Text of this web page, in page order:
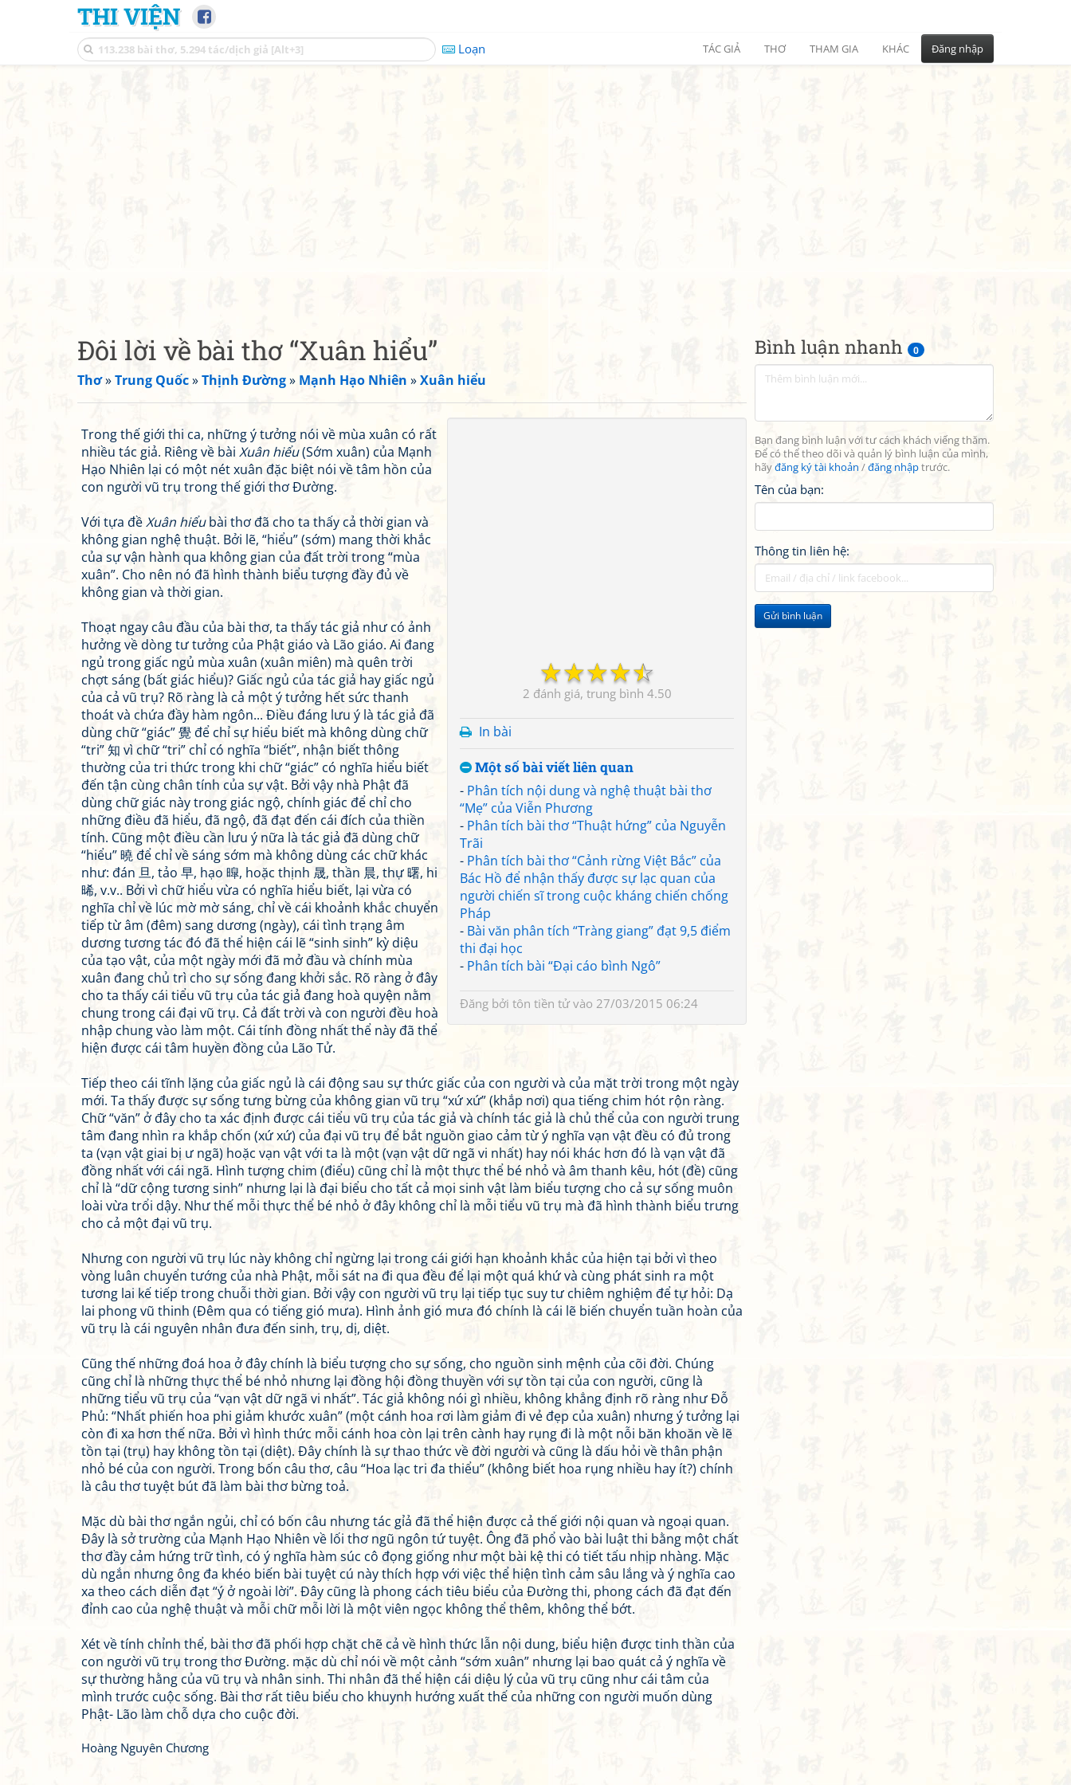
THI VIỆN
Loạn TÁC GIẢ THƠ THAM GIA KHÁC Đăng nhập
Bình luận nhanh 0
Bạn đang bình luận với tư cách khách viếng thăm.
Để có thể theo dõi và quản lý bình luận của mình,
hãyđăng ký tài khoản /đăng nhậptrước.
Tên của bạn:
Thông tin liên hệ:
Gửi bình luận
Đôi lời về bài thơ “Xuân hiểu”
Thơ»Trung Quốc»Thịnh Đường» Mạnh Hạo Nhiên »Xuân hiểu
☆
☆
☆
☆
☆
2 4.50
In bài
Một số bài viết liên quan
- Phân tích nội dung và nghệ thuật bài thơ
“Mẹ” của Viễn Phương
- Phân tích bài thơ “Thuật hứng” của Nguyễn
Trãi
- Phân tích bài thơ “Cảnh rừng Việt Bắc” của
Bác Hồ để nhận thấy được sự lạc quan của
người chiến sĩ trong cuộc kháng chiến chống
Pháp
- Bài văn phân tích “Tràng giang” đạt 9,5 điểm
thi đại học
- Phân tích bài “Đại cáo bình Ngô”
Đăng bởi tôn tiền tửvào 27/03/2015 06:24
Trong thế giới thi ca, những ý tưởng nói về mùa xuân có rất
nhiều tác giả. Riêng về bài Xuân hiểu(Sớm xuân) của Mạnh
Hạo Nhiên lại có một nét xuân đặc biệt nói về tâm hồn của
con người vũ trụ trong thế giới thơ Đường.
Với tựa đềXuân hiểubài thơ đã cho ta thấy cả thời gian và
không gian nghệ thuật. Bởi lẽ, “hiểu” (sớm) mang thời khắc
của sự vận hành qua không gian của đất trời trong “mùa
xuân”. Cho nên nó đã hình thành biểu tượng đầy đủ về
không gian và thời gian.
Thoạt ngay câu đầu của bài thơ, ta thấy tác giả như có ảnh
hưởng về dòng tư tưởng của Phật giáo và Lão giáo. Ai đang
ngủ trong giấc ngủ mùa xuân (xuân miên) mà quên trời
chợt sáng (bất giác hiểu)? Giấc ngủ của tác giả hay giấc ngủ
của cả vũ trụ? Rõ ràng là cả một ý tưởng hết sức thanh
thoát và chứa đầy hàm ngôn... Điều đáng lưu ý là tác giả đã
dùng chữ “giác” 覺 để chỉ sự hiểu biết mà không dùng chữ
“tri” 知 vì chữ “tri” chỉ có nghĩa “biết”, nhận biết thông
thường của tri thức trong khi chữ “giác” có nghĩa hiểu biết
đến tận cùng chân tính của sự vật. Bởi vậy nhà Phật đã
dùng chữ giác này trong giác ngộ, chính giác để chỉ cho
những điều đã hiểu, đã ngộ, đã đạt đến cái đích của thiền
tính. Cũng một điều cần lưu ý nữa là tác giả đã dùng chữ
“hiểu” 曉 để chỉ về sáng sớm mà không dùng các chữ khác
như: đán 旦, tảo 早, hạo 暭, hoặc thịnh 晟, thần 晨, thự 曙, hi
晞, v.v.. Bởi vì chữ hiểu vừa có nghĩa hiểu biết, lại vừa có
nghĩa chỉ về lúc mờ mờ sáng, chỉ về cái khoảnh khắc chuyển
tiếp từ âm (đêm) sang dương (ngày), cái tình trạng âm
dương tương tác đó đã thể hiện cái lẽ “sinh sinh” kỳ diệu
của tạo vật, của một ngày mới đã mở đầu và chính mùa
xuân đang chủ trì cho sự sống đang khởi sắc. Rõ ràng ở đây
cho ta thấy cái tiểu vũ trụ của tác giả đang hoà quyện nằm
chung trong cái đại vũ trụ. Cả đất trời và con người đều hoà
nhập chung vào làm một. Cái tính đồng nhất thể này đã thể
hiện được cái tâm huyền đồng của Lão Tử.
Tiếp theo cái tĩnh lặng của giấc ngủ là cái động sau sự thức giấc của con người và của mặt trời trong một ngày
mới. Ta thấy được sự sống tưng bừng của không gian vũ trụ “xứ xứ” (khắp nơi) qua tiếng chim hót rộn ràng.
Chữ “văn” ở đây cho ta xác định được cái tiểu vũ trụ của tác giả và chính tác giả là chủ thể của con người trung
tâm đang nhìn ra khắp chốn (xứ xứ) của đại vũ trụ để bắt nguồn giao cảm từ ý nghĩa vạn vật đều có đủ trong
ta (vạn vật giai bị ư ngã) hoặc vạn vật với ta là một (vạn vật dữ ngã vi nhất) hay nói khác hơn đó là vạn vật đã
đồng nhất với cái ngã. Hình tượng chim (điểu) cũng chỉ là một thực thể bé nhỏ và âm thanh kêu, hót (đề) cũng
chỉ là “dữ cộng tương sinh” nhưng lại là đại biểu cho tất cả mọi sinh vật làm biểu tượng cho cả sự sống muôn
loài vừa trổi dậy. Như thế mỗi thực thể bé nhỏ ở đây không chỉ là mỗi tiểu vũ trụ mà đã hình thành biểu trưng
cho cả một đại vũ trụ.
Nhưng con người vũ trụ lúc này không chỉ ngừng lại trong cái giới hạn khoảnh khắc của hiện tại bởi vì theo
vòng luân chuyển tướng của nhà Phật, mỗi sát na đi qua đều để lại một quá khứ và cùng phát sinh ra một
tương lai kế tiếp trong chuỗi thời gian. Bởi vậy con người vũ trụ lại tiếp tục suy tư chiêm nghiệm để tự hỏi: Dạ
lai phong vũ thinh (Đêm qua có tiếng gió mưa). Hình ảnh gió mưa đó chính là cái lẽ biến chuyển tuần hoàn của
vũ trụ là cái nguyên nhân đưa đến sinh, trụ, dị, diệt.
Cũng thế những đoá hoa ở đây chính là biểu tượng cho sự sống, cho nguồn sinh mệnh của cõi đời. Chúng
cũng chỉ là những thực thể bé nhỏ nhưng lại đồng hội đồng thuyền với sự tồn tại của con người, cũng là
những tiểu vũ trụ của “vạn vật dữ ngã vi nhất”. Tác giả không nói gì nhiều, không khẳng định rõ ràng như Đỗ
Phủ: “Nhất phiến hoa phi giảm khước xuân” (một cánh hoa rơi làm giảm đi vẻ đẹp của xuân) nhưng ý tưởng lại
còn đi xa hơn thế nữa. Bởi vì hình thức mỗi cánh hoa còn lại trên cành hay rụng đi là một nỗi băn khoăn về lẽ
tồn tại (trụ) hay không tồn tại (diệt). Đây chính là sự thao thức về đời người và cũng là dấu hỏi về thân phận
nhỏ bé của con người. Trong bốn câu thơ, câu “Hoa lạc tri đa thiểu” (không biết hoa rụng nhiều hay ít?) chính
là câu thơ tuyệt bút đã làm bài thơ bừng toả.
Mặc dù bài thơ ngắn ngủi, chỉ có bốn câu nhưng tác gỉả đã thể hiện được cả thế giới nội quan và ngoại quan.
Đây là sở trường của Mạnh Hạo Nhiên về lối thơ ngũ ngôn tứ tuyệt. Ông đã phổ vào bài luật thi bằng một chất
thơ đầy cảm hứng trữ tình, có ý nghĩa hàm súc cô đọng giống như một bài kệ thi có tiết tấu nhịp nhàng. Mặc
dù ngắn nhưng ông đa khéo biến bài tuyệt cú này thích hợp với việc thể hiện tình cảm sâu lắng và ý nghĩa cao
xa theo cách diễn đạt “ý ở ngoài lời”. Đây cũng là phong cách tiêu biểu của Đường thi, phong cách đã đạt đến
đỉnh cao của nghệ thuật và mỗi chữ mỗi lời là một viên ngọc không thể thêm, không thể bớt.
Xét về tính chỉnh thể, bài thơ đã phối hợp chặt chẽ cả về hình thức lẫn nội dung, biểu hiện được tinh thần của
con người vũ trụ trong thơ Đường. mặc dù chỉ nói về một cảnh “sớm xuân” nhưng lại bao quát cả ý nghĩa về
sự thường hằng của vũ trụ và nhân sinh. Thi nhân đã thể hiện cái diệu lý của vũ trụ cũng như cái tâm của
mình trước cuộc sống. Bài thơ rất tiêu biểu cho khuynh hướng xuất thế của những con người muốn dùng
Phật- Lão làm chỗ dựa cho cuộc đời.
Hoàng Nguyên Chương